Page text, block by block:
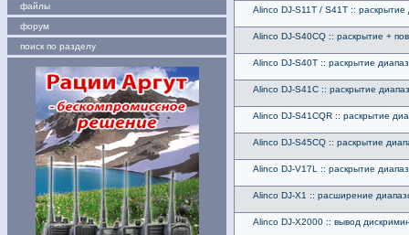
файлы
форум
поиск по разделу
Alinco DJ-S11T / S41T :: раскрытие
Alinco DJ-S40CQ :: раскрытие +
Alinco DJ-S40T :: раскрытие
Alinco DJ-S41C :: раскрытие
Alinco DJ-S41CQR :: раскрытие
Alinco DJ-S45CQ :: раскрытие
Alinco DJ-V17L :: раскрытие
Alinco DJ-X1 :: расширение
Alinco DJ-X2000 :: вывод